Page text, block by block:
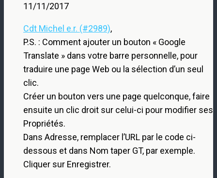
11/11/2017
Cdt Michel e.r. (#2989),
P.S. : Comment ajouter un bouton « Google
Translate » dans votre barre personnelle, pour
traduire une page Web ou la sélection d’un seul
clic.
Créer un bouton vers une page quelconque, faire
ensuite un clic droit sur celui-ci pour modifier ses
Propriétés.
Dans Adresse, remplacer l’URL par le code ci-
dessous et dans Nom taper GT, par exemple.
Cliquer sur Enregistrer.